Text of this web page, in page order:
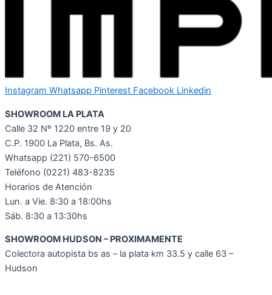
Instagram Whatsapp Pinterest Facebook Linkedin
SHOWROOM LA PLATA
Calle 32 Nº 1220 entre 19 y 20
C.P. 1900 La Plata, Bs. As.
Whatsapp (221) 570-6500
Teléfono (0221) 483-8235
Horarios de Atención
Lun. a Vie. 8:30 a 18:00hs
Sáb. 8:30 a 13:30hs
SHOWROOM HUDSON – PROXIMAMENTE
Colectora autopista bs as – la plata km 33.5 y calle 63 –
Hudson